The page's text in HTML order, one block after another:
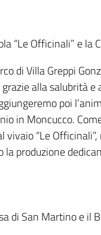
“Le Officinali” e la
di Villa Greppi
alla salubrità
poi
in Moncucco.
vivaio “Le
produzione
di San Martino e il